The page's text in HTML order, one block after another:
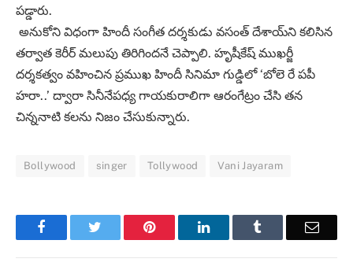
పడ్డారు.
అనుకోని విధంగా హిందీ సంగీత దర్శకుడు వసంత్ దేశాయ్‌ని కలిసిన
తర్వాత కెరీర్ మలుపు తిరిగిందనే చెప్పాలి. హృషీకేష్ ముఖర్జీ
దర్శకత్వం వహించిన ప్రముఖ హిందీ సినిమా గుడ్డిలో ‘బోలె రే పపీ
హరా..’ ద్వారా సినీనేపధ్య గాయకురాలిగా ఆరంగేట్రం చేసి తన
చిన్ననాటి కలను నిజం చేసుకున్నారు.
Bollywood singer Tollywood Vani Jayaram
Facebook Pinterest LinkedIn Email